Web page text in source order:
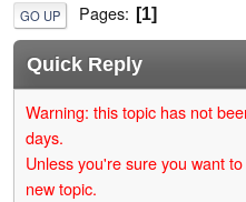
GO UP Pages 1
Quick Reply
Warning: this topic has not
days.
Unless you're sure you want
new topic.